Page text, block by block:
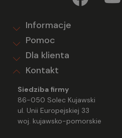
Informacje
Pomoc
Dla klienta
Kontakt
Siedziba firmy
86-050 Solec Kujawski
ul. Unii Europejskiej 33
woj. kujawsko-pomorskie